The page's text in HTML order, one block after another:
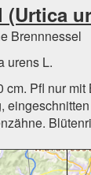
(Urtica
Brennnessel
urens L.
cm. Pfl nur